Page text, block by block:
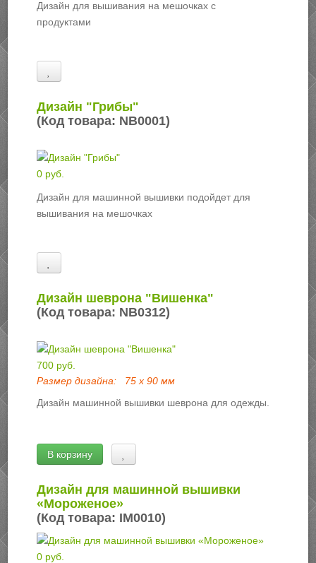
Дизайн для вышивания на мешочках с
продуктами
Дизайн "Грибы"
(Код товара: NB0001)
0 руб.
Дизайн для машинной вышивки подойдет для
вышивания на мешочках
Дизайн шеврона "Вишенка"
(Код товара: NB0312)
700 руб.
Размер дизайна:
75 х 90 мм
Дизайн машинной вышивки шеврона для одежды.
В корзину
Дизайн для машинной вышивки
«Мороженое»
(Код товара: IM0010)
0 руб.